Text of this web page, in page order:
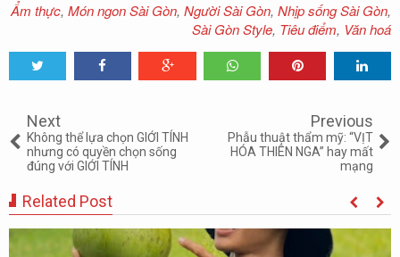
Ẩm thực, Món ngon Sài Gòn, Người Sài Gòn, Nhịp sống Sài Gòn,
Sài Gòn Style, Tiêu điểm, Văn hoá
Next
Không thể lựa chọn GIỚI TÍNH
nhưng có quyền chọn sống
đúng với GIỚI TÍNH
Previous
Phẫu thuật thẩm mỹ: “VỊT
HÓA THIÊN NGA” hay mất
mạng
Related Post